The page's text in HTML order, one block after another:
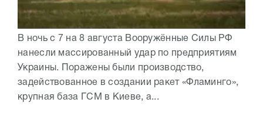
В ночь с 7 на 8 августа Вооружённые Силы РФ
нанесли массированный удар по предприятиям
Украины. Поражены были производство,
задействованное в создании ракет «Фламинго»,
крупная база ГСМ в Киеве, а...